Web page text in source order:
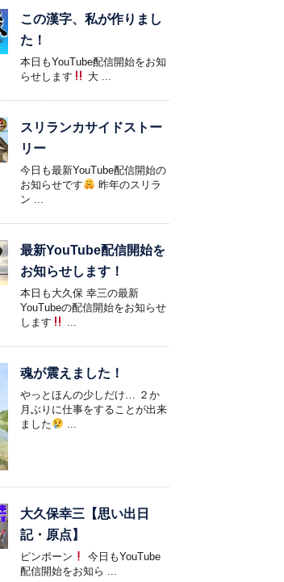
この漢字、私が作りまし
た！
本日もYouTube配信開始をお知
らせします
大 ...
スリランカサイドストー
リー
今日も最新YouTube配信開始の
お知らせです
昨年のスリラ
ン ...
最新YouTube配信開始を
お知らせします！
本日も大久保 幸三の最新
YouTubeの配信開始をお知らせ
します
...
魂が震えました！
やっとほんの少しだけ… ２か
月ぶりに仕事をすることが出来
ました
...
大久保幸三【思い出日
記・原点】
ピンポーン
今日もYouTube
配信開始をお知ら ...